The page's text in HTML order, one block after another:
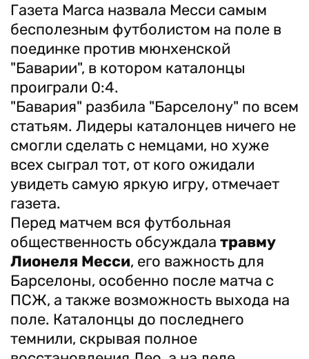
Газета Marca назвала Месси самым
бесполезным футболистом на поле в
поединке против мюнхенской
"Баварии", в котором каталонцы
проиграли 0:4.
"Бавария" разбила "Барселону" по всем
статьям. Лидеры каталонцев ничего не
смогли сделать с немцами, но хуже
всех сыграл тот, от кого ожидали
увидеть самую яркую игру, отмечает
газета.
Перед матчем вся футбольная
общественность обсуждала травму
Лионеля Месси, его важность для
Барселоны, особенно после матча с
ПСЖ, а также возможность выхода на
поле. Каталонцы до последнего
темнили, скрывая полное